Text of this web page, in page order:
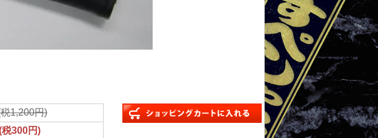
1,200円)
300円)